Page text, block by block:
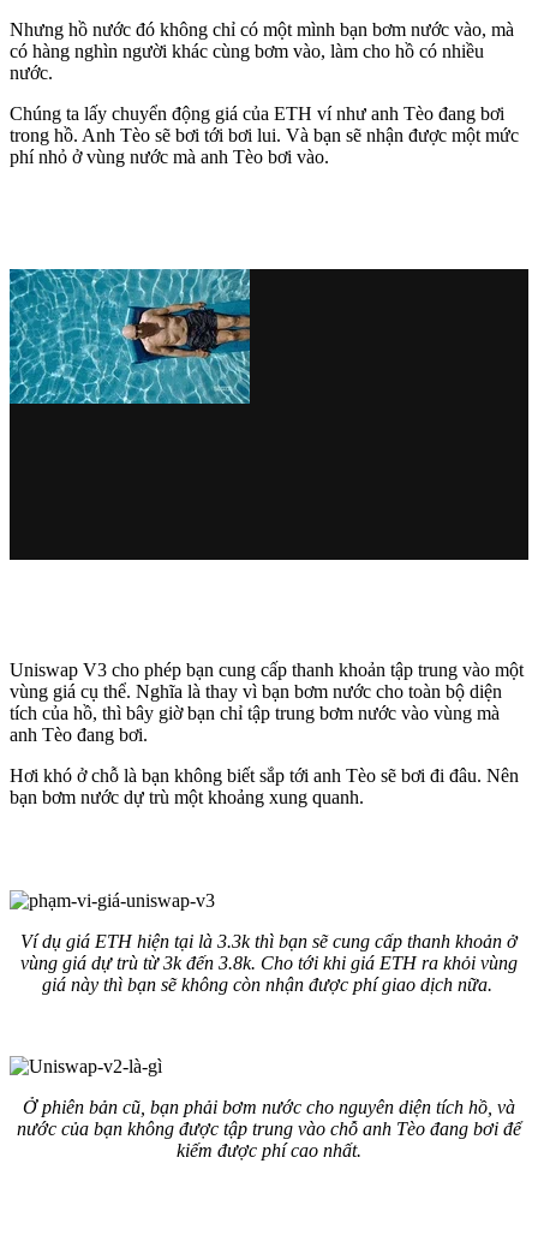
Nhưng hồ nước đó không chỉ có một mình bạn bơm nước vào, mà
có hàng nghìn người khác cùng bơm vào, làm cho hồ có nhiều
nước.
Chúng ta lấy chuyển động giá của ETH ví như anh Tèo đang bơi
trong hồ. Anh Tèo sẽ bơi tới bơi lui. Và bạn sẽ nhận được một mức
phí nhỏ ở vùng nước mà anh Tèo bơi vào.
Uniswap V3 cho phép bạn cung cấp thanh khoản tập trung vào một
vùng giá cụ thể. Nghĩa là thay vì bạn bơm nước cho toàn bộ diện
tích của hồ, thì bây giờ bạn chỉ tập trung bơm nước vào vùng mà
anh Tèo đang bơi.
Hơi khó ở chỗ là bạn không biết sắp tới anh Tèo sẽ bơi đi đâu. Nên
bạn bơm nước dự trù một khoảng xung quanh.
Ví dụ giá ETH hiện tại là 3.3k thì bạn sẽ cung cấp thanh khoản ở
vùng giá dự trù từ 3k đến 3.8k. Cho tới khi giá ETH ra khỏi vùng
giá này thì bạn sẽ không còn nhận được phí giao dịch nữa.
Ở phiên bản cũ, bạn phải bơm nước cho nguyên diện tích hồ, và
nước của bạn không được tập trung vào chỗ anh Tèo đang bơi để
kiếm được phí cao nhất.